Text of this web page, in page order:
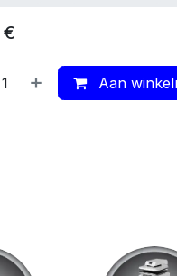
€
Aan